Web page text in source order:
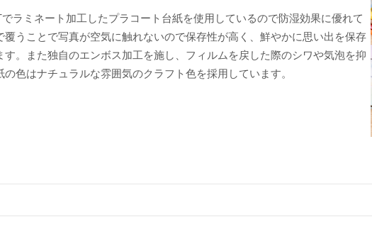
ラミネート加工したプラコート台紙を使用しているので防湿効果に優れて
覆うことで写真が空気に触れないので保存性が高く、鮮やかに思い出を保存
す。また独自のエンボス加工を施し、フィルムを戻した際のシワや気泡を抑
色はナチュラルな雰囲気のクラフト色を採用しています。